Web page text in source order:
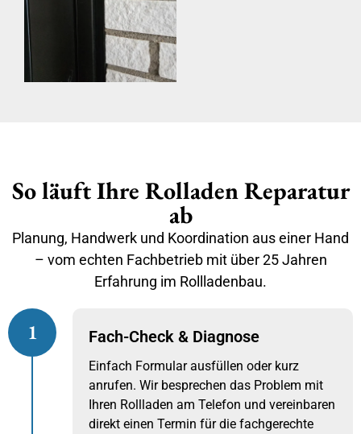
So läuft Ihre Rolladen Reparatur
ab
Planung, Handwerk und Koordination aus einer Hand
– vom echten Fachbetrieb mit über 25 Jahren
Erfahrung im Rollladenbau.
Fach-Check & Diagnose
Einfach Formular ausfüllen oder kurz
anrufen. Wir besprechen das Problem mit
Ihren Rollladen am Telefon und vereinbaren
direkt einen Termin für die fachgerechte
1